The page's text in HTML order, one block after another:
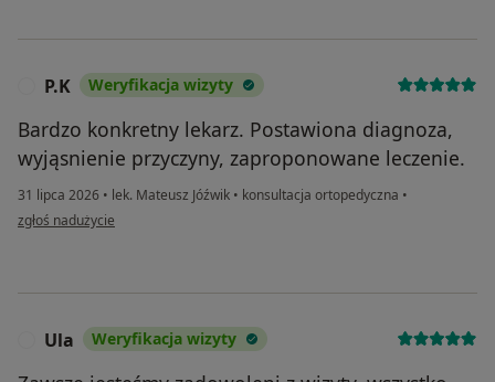
P.K Weryfikacja wizyty
Bardzo konkretny lekarz. Postawiona diagnoza,
wyjąsnienie przyczyny, zaproponowane leczenie.
31 lipca 2026 • lek. Mateusz Jóźwik • konsultacja ortopedyczna •
w opinii użytkownika P.K
zgłoś nadużycie
Ula Weryfikacja wizyty